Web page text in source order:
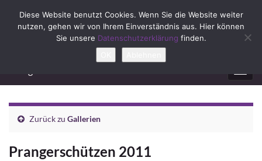
Zurück zu Gallerien
Prangerschützen 2011
Diese Website benutzt Cookies. Wenn Sie die Website weiter
nutzen, gehen wir von Ihrem Einverständnis aus. Hier können
Sie unsere Datenschutzerklärung finden.